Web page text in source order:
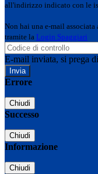
all'indirizzo indicato con le
Non hai una e-mail
tramite la Login Spaggiari
E-mail inviata, si prega
Errore
Chiudi
Successo
Chiudi
Informazione
Chiudi